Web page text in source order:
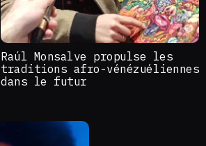
Raúl Monsalve propulse les
traditions afro-vénézuéliennes
dans le futur